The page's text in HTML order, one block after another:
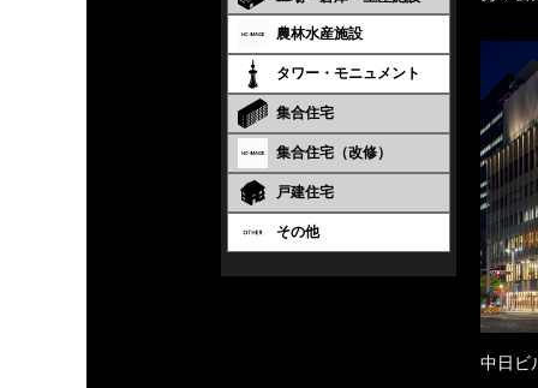
農林水産施設
タワー・モニュメント
集合住宅
集合住宅（改修）
戸建住宅
その他
中日ビ